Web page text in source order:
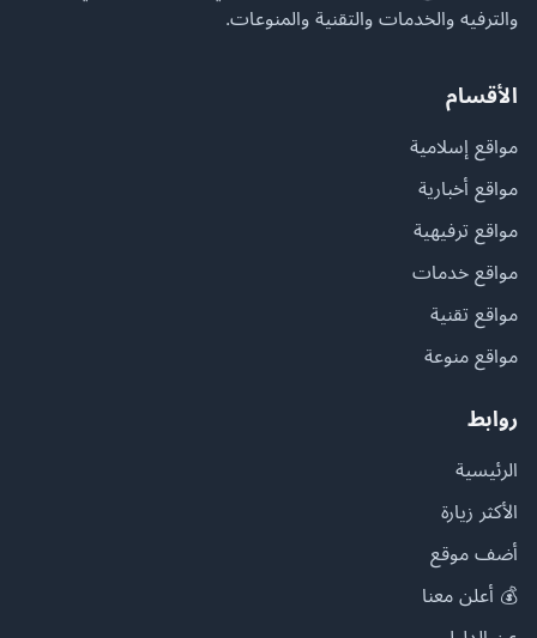
والترفيه والخدمات والتقنية والمنوعات.
الأقسام
مواقع إسلامية
مواقع أخبارية
مواقع ترفيهية
مواقع خدمات
مواقع تقنية
مواقع منوعة
روابط
الرئيسية
الأكثر زيارة
أضف موقع
💰 أعلن معنا